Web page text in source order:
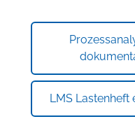
LMS Lastenheft